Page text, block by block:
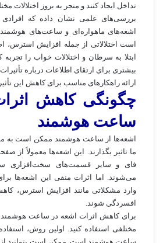
تداخل ایجاد کنند و منجر به بروز اختلالات
بررسی‌های علمی نشان داده که افرادی
اشعه‌های ماهواره‌ای و ساعت‌های
است اختلالاتی از جمله افزایش
ابتلا به سرطان و اختلالات خواب را تجربه
بیشتری برای ارتقای اطلاعات درباره
ارائه راهکارهای مناسب برای کاهش این
چگونگی کاهش
ساعت هوشمند
اشعه‌ها از ساعت هوشمند ممکن است به
ما تاثیر بگذارند. این اشعه‌ها معمولاً از
فای و سایر قسمت‌های سخت‌افزاری
می‌شوند. اما اثرات منفی این اشعه‌ها
وارد مشکلاتی مانند افزایش استرس،
افسردگی شوند.
برای کاهش اثرات اشعه در ساعت
مختلفی استفاده کنید. اولین روش،